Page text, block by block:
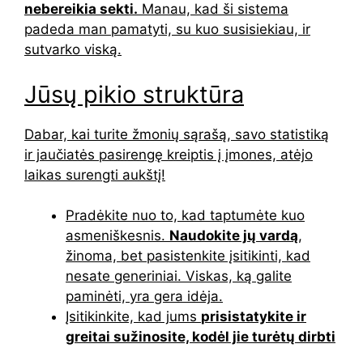
nebereikia sekti. Manau, kad ši sistema
padeda man pamatyti, su kuo susisiekiau, ir
sutvarko viską.
Jūsų pikio struktūra
Dabar, kai turite žmonių sąrašą, savo statistiką
ir jaučiatės pasirengę kreiptis į įmones, atėjo
laikas surengti aukštį!
Pradėkite nuo to, kad taptumėte kuo
asmeniškesnis. Naudokite jų vardą,
žinoma, bet pasistenkite įsitikinti, kad
nesate generiniai. Viskas, ką galite
paminėti, yra gera idėja.
Įsitikinkite, kad jums prisistatykite ir
greitai sužinosite, kodėl jie turėtų dirbti